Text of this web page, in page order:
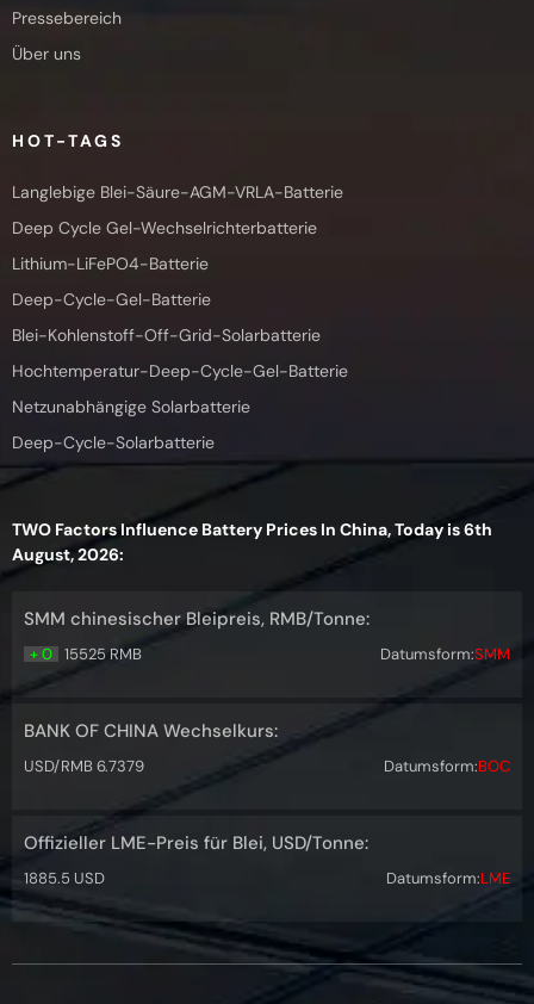
Pressebereich
Über uns
HOT-TAGS
Langlebige Blei-Säure-AGM-VRLA-Batterie
Deep Cycle Gel-Wechselrichterbatterie
Lithium-LiFePO4-Batterie
Deep-Cycle-Gel-Batterie
Blei-Kohlenstoff-Off-Grid-Solarbatterie
Hochtemperatur-Deep-Cycle-Gel-Batterie
Netzunabhängige Solarbatterie
Deep-Cycle-Solarbatterie
TWO Factors Influence Battery Prices In China, Today is 6th
August, 2026:
SMM chinesischer Bleipreis, RMB/Tonne:
+ 0 15525 RMB Datumsform:SMM
BANK OF CHINA Wechselkurs:
USD/RMB 6.7379 Datumsform:BOC
Offizieller LME-Preis für Blei, USD/Tonne:
1885.5 USD Datumsform:LME